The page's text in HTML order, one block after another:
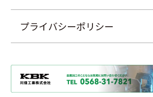
プライバシーポリシー